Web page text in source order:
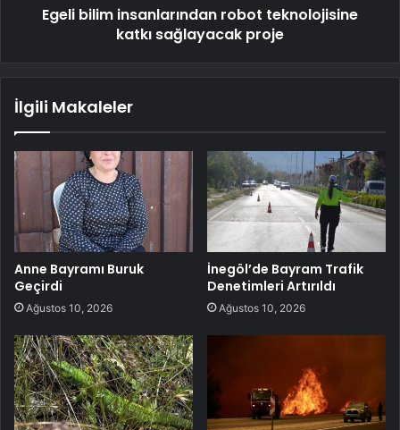
Egeli bilim insanlarından robot teknolojisine
katkı sağlayacak proje
İlgili Makaleler
Anne Bayramı Buruk
Geçirdi
Ağustos 10, 2026
İnegöl’de Bayram Trafik
Denetimleri Artırıldı
Ağustos 10, 2026